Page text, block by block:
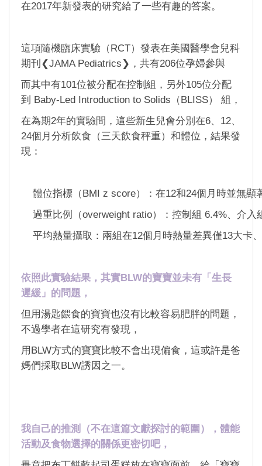
在2017年新發表的研究給了一些有趣的答案。
這項隨機臨床實驗（RCT）發表在美國醫學會兒科
期刊❮JAMA Pediatrics❯，共有206位孕婦參與
而其中有101位被分配在控制組，另外105位分配
到 Baby-Led Introduction to Solids（BLISS） 組，
在為期2年的實驗間，這些新生兒會分別在6、12、
24個月分析飲食（三天飲食秤重）和體位，結果發
現：
體位指標（BMI z score）：在12和24個月時並無顯
過重比例（overweight ratio）：控制組 6.4%、介入
平均熱量攝取：兩組在12個月時熱量差異僅13大卡
依照此實驗結果，其實BLW的寶寶並未有「生長
遲緩」的問題，
但用湯匙餵食的寶寶也沒有比較容易肥胖的問題，
不過學者在這研究有發現，
用BLW方式的寶寶比較不會出現偏食，這或許是爸
媽們採取BLW誘因之一。
我自己的推測（不在這篇文獻探討的範圍），體能
活動及食物選擇的關係更密切吧，